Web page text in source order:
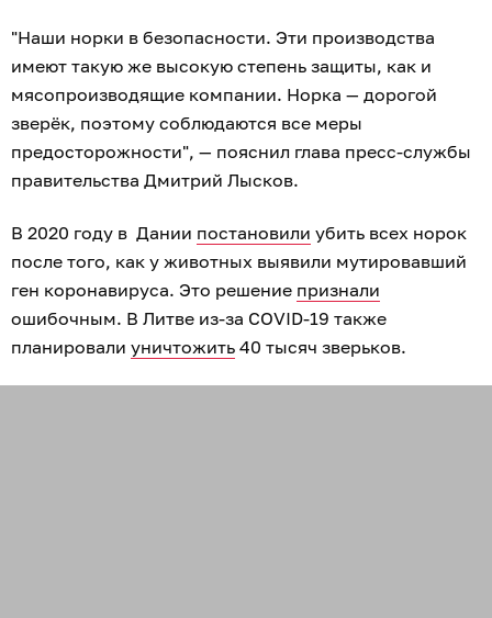
"Наши норки в безопасности. Эти производства
имеют такую же высокую степень защиты, как и
мясопроизводящие компании. Норка — дорогой
зверёк, поэтому соблюдаются все меры
предосторожности", — пояснил глава пресс-службы
правительства Дмитрий Лысков.
В 2020 году в Дании постановили убить всех норок
после того, как у животных выявили мутировавший
ген коронавируса. Это решение признали
ошибочным. В Литве из-за COVID-19 также
планировали уничтожить 40 тысяч зверьков.